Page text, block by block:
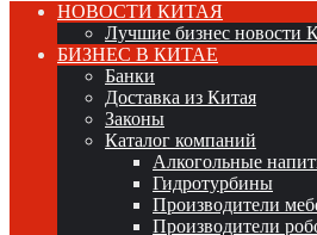
НОВОСТИ КИТАЯ
Лучшие бизнес новости
БИЗНЕС В КИТАЕ
Банки
Доставка из Китая
Законы
Каталог компаний
Алкогольные
Гидротурбины
Производители
Производители